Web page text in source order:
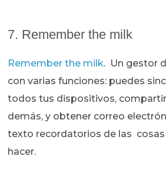
7. Remember the milk
Remember the milk. Un gestor
con varias funciones: puedes
todos tus dispositivos,
demás, y obtener correo
texto recordatorios de las cosas
hacer.